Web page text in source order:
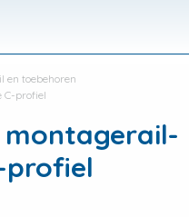
en toebehoren
C-profiel
profiel